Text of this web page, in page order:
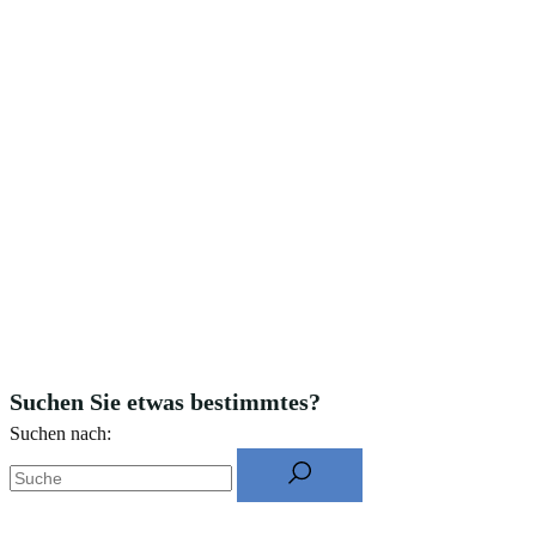
Suchen Sie etwas bestimmtes?
Suchen nach: